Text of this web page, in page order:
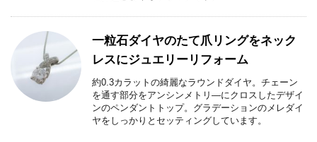
一粒石ダイヤのたて爪リングをネック
レスにジュエリーリフォーム
約0.3カラットの綺麗なラウンドダイヤ。チェーン
を通す部分をアンシンメトリ―にクロスしたデザイ
ンのペンダントトップ。グラデーションのメレダイ
ヤをしっかりとセッティングしています。